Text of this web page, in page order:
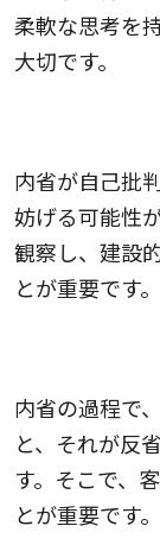
柔軟な思考を
大切です。
内省が自己批
妨げる可能性
観察し、建設
とが重要です。
内省の過程で
と、それが反
す。そこで、
とが重要です。